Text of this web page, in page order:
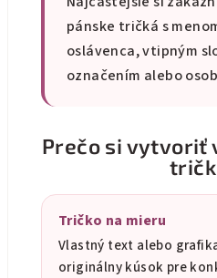
pánske tričká s
oslávenca, vtipným
označením alebo
Prečo si vytvoriť
Tričko na mieru
Vlastný text alebo
originálny kúsok pre